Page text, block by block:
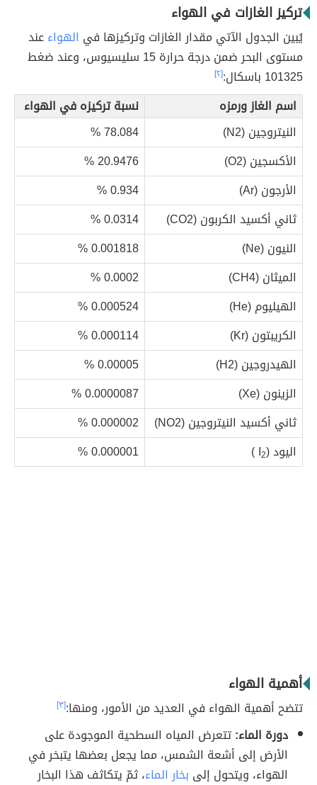
تركيز الغازات في الهواء
يُبين الجدول الآتي مقدار الغازات وتركيزها في الهواءعند
مستوى البحر ضمن درجة حرارة 15 سليسيوس، وعند ضغط
101325 باسكال:
[٢]
اسم الغاز ورمزه
نسبة تركيزه في الهواء
النيتروجين (N2)
78.084 %
الأكسجين (O2)
20.9476 %
الأرجون (Ar)
0.934 %
ثاني أكسيد الكربون (CO2)
0.0314 %
النيون (Ne)
0.001818 %
الميثان (CH4)
0.0002 %
الهيليوم (He)
0.000524 %
الكريبتون (Kr)
0.000114 %
الهيدروجين (H2)
0.00005 %
الزينون (Xe)
0.0000087 %
ثاني أكسيد النيتروجين (NO2)
0.000002 %
اليود (I2
)
0.000001 %
أهمية الهواء
تتضح أهمية الهواء في العديد من الأمور، ومنها:[٣]
دورة الماء:تتعرض المياه السطحية الموجودة على
الأرض إلى أشعة الشمس، مما يجعل بعضها يتبخر في
الهواء، ويتحول إلى بخار الماء، ثمّ يتكاثف هذا البخار